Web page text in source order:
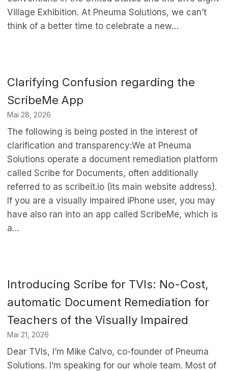
Village Exhibition. At Pneuma Solutions, we can’t
think of a better time to celebrate a new…
Clarifying Confusion regarding the
ScribeMe App
Mai 28, 2026
The following is being posted in the interest of
clarification and transparency:We at Pneuma
Solutions operate a document remediation platform
called Scribe for Documents, often additionally
referred to as scribeit.io (its main website address).
If you are a visually impaired iPhone user, you may
have also ran into an app called ScribeMe, which is
a…
Introducing Scribe for TVIs: No-Cost,
automatic Document Remediation for
Teachers of the Visually Impaired
Mai 21, 2026
Dear TVIs, I’m Mike Calvo, co-founder of Pneuma
Solutions. I’m speaking for our whole team. Most of